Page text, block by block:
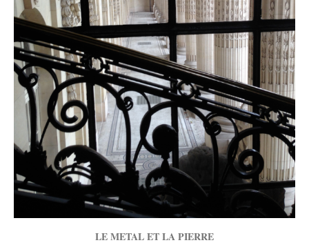
LE METAL ET LA PIERRE